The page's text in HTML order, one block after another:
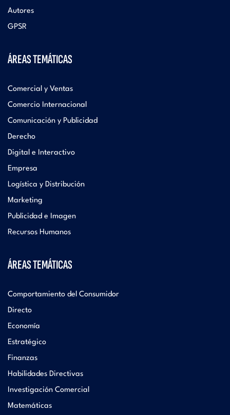
Autores
GPSR
ÁREAS TEMÁTICAS
Comercial y Ventas
Comercio Internacional
Comunicación y Publicidad
Derecho
Digital e Interactivo
Empresa
Logística y Distribución
Marketing
Publicidad e Imagen
Recursos Humanos
ÁREAS TEMÁTICAS
Comportamiento del Consumidor
Directo
Economía
Estratégico
Finanzas
Habilidades Directivas
Investigación Comercial
Matemáticas